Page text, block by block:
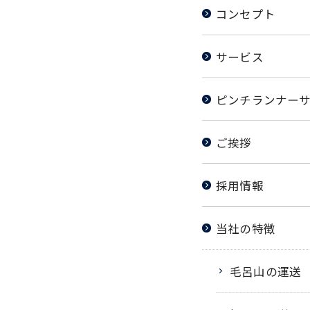
コンセプト
サービス
ピンチランナー
ご挨拶
採用情報
当社の特徴
毛呂山の運送